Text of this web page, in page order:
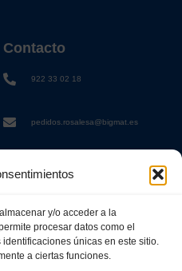
y/o acceder a la
procesar datos como el
únicas en este sitio.
a ciertas funciones.
Contacto
922 33 02 18
pedidos.rosalesa@bigmat.es